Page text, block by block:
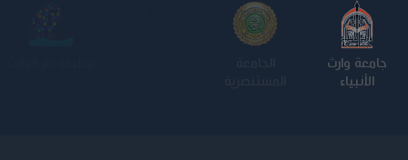
جامعة وارث
الأنبياء